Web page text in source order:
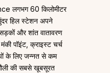
लगभग 60 किलोमीटर
हिल स्टेशन अपने
और शांत वातावरण
पॉइंट, क्राइस्ट चर्च
के लिए जन्नत से कम
की सबसे खूबसूरत